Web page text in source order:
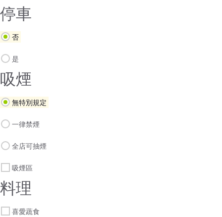
停車
否
是
吸煙
無特別規定
一律禁煙
全店可抽煙
吸煙區
料理
喜愛蔬食